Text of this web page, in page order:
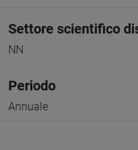
Settore scientifico
NN
Periodo
Annuale